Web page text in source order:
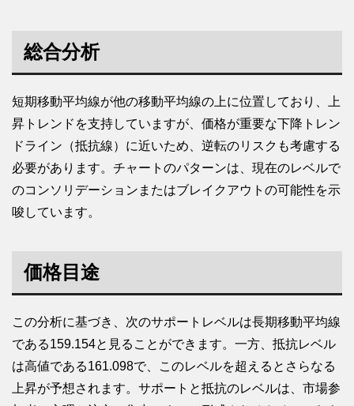
総合分析
短期移動平均線が他の移動平均線の上に位置しており、上
昇トレンドを支持していますが、価格が重要な下降トレン
ドライン（抵抗線）に近いため、逆転のリスクも考慮する
必要があります。チャートのパターンは、現在のレベルで
のコンソリデーションまたはブレイクアウトの可能性を示
唆しています。
価格目途
この分析に基づき、次のサポートレベルは長期移動平均線
である159.154と見ることができます。一方、抵抗レベル
は高値である161.098で、このレベルを超えるとさらなる
上昇が予想されます。サポートと抵抗のレベルは、市場参